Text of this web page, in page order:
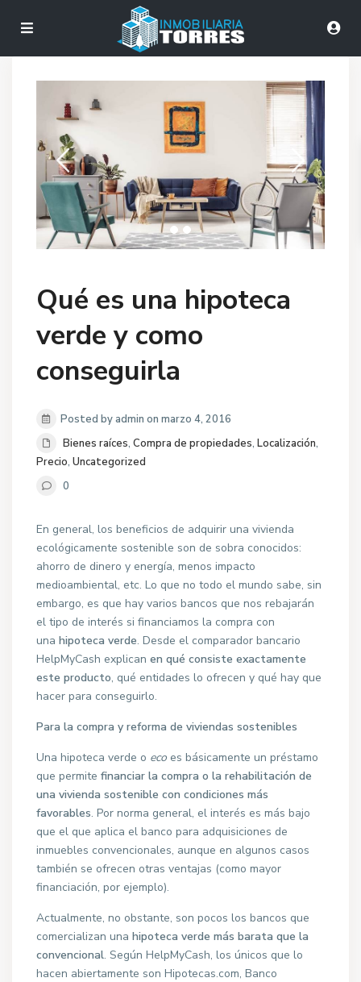
Qué es una hipoteca
verde y como
conseguirla
Posted by admin on marzo 4, 2016
Bienes raíces,Compra de propiedades,Localización,
Precio,Uncategorized
0
En general, los beneficios de adquirir una vivienda
ecológicamente sostenible son de sobra conocidos:
ahorro de dinero y energía, menos impacto
medioambiental, etc. Lo que no todo el mundo sabe, sin
embargo, es que hay varios bancos que nos rebajarán
el tipo de interés si financiamos la compra con
una hipoteca verde. Desde el comparador bancario
HelpMyCash explicanen qué consiste exactamente
este producto, qué entidades lo ofrecen y qué hay que
hacer para conseguirlo.
Para la compra y reforma de viviendas sostenibles
Una hipoteca verde o eco es básicamente un préstamo
que permitefinanciar la compra o la rehabilitación de
una vivienda sostenible con condiciones más
favorables. Por norma general, el interés es más bajo
que el que aplica el banco para adquisiciones de
inmuebles convencionales, aunque en algunos casos
también se ofrecen otras ventajas (como mayor
financiación, por ejemplo).
Actualmente, no obstante, son pocos los bancos que
comercializan unahipoteca verde más barata que la
convencional. Según HelpMyCash, los únicos que lo
hacen abiertamente son Hipotecas.com, Banco